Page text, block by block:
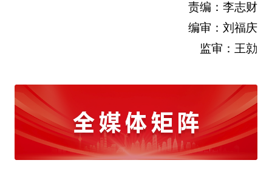
责编：李志财
编审：刘福庆
监审：王勍